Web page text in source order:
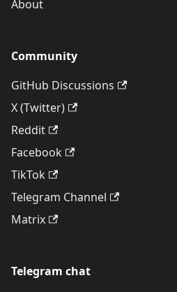
About
Community
GitHub Discussions
X (Twitter)
Reddit
Facebook
TikTok
Telegram Channel
Matrix
Telegram chat